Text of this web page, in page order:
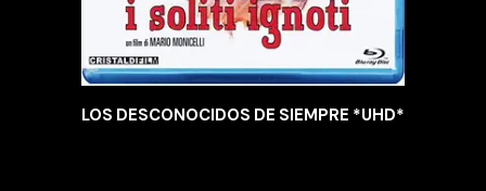
LOS DESCONOCIDOS DE SIEMPRE *UHD*